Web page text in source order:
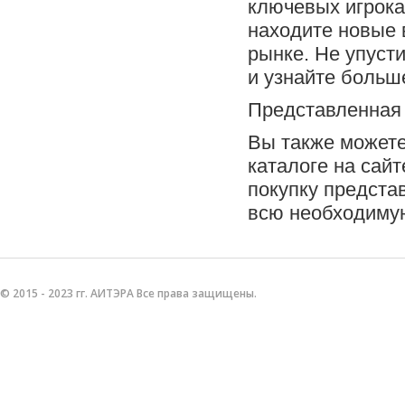
ключевых
находите новые
рынке. Не
и узнайте
Вы также
каталоге на
покупку
всю
© 2015 - 2023 гг. АИТЭРА Все права защищены.